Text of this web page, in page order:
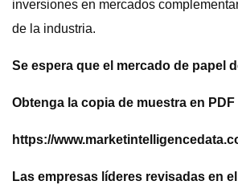
inversiones en mercados
de la industria.
Se espera que el mercado de papel
Obtenga la copia de muestra en
https://
Las empresas líderes revisadas en